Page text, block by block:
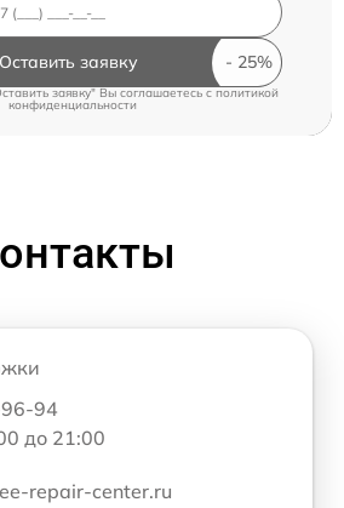
Оставить заявку
заявку" Вы соглашаетесь c политикой
конфиденциальности
94
до 21:00
repair-center.ru